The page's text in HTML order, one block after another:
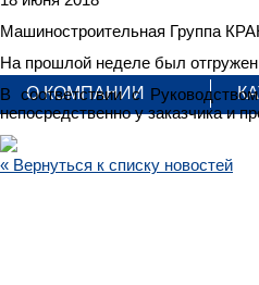
О КОМПАНИИ
Машиностроительная Группа
На прошлой неделе был отгружен
В соответствии с
непосредственно у заказчика и
« Вернуться к списку новостей